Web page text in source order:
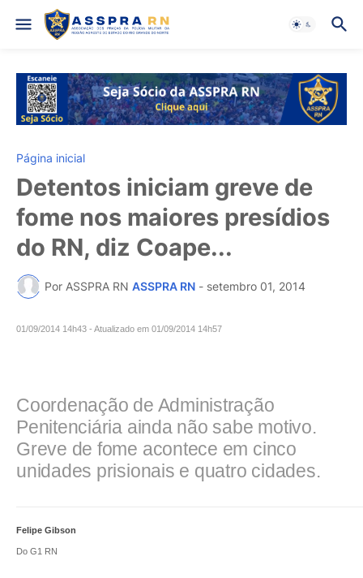
Página inicial
Detentos iniciam greve de
fome nos maiores presídios
do RN, diz Coape...
Por ASSPRA RN ASSPRA RN - setembro 01, 2014
01/09/2014 14h43 - Atualizado em 01/09/2014 14h57
Coordenação de Administração
Penitenciária ainda não sabe motivo.
Greve de fome acontece em cinco
unidades prisionais e quatro cidades.
Felipe Gibson
Do G1 RN